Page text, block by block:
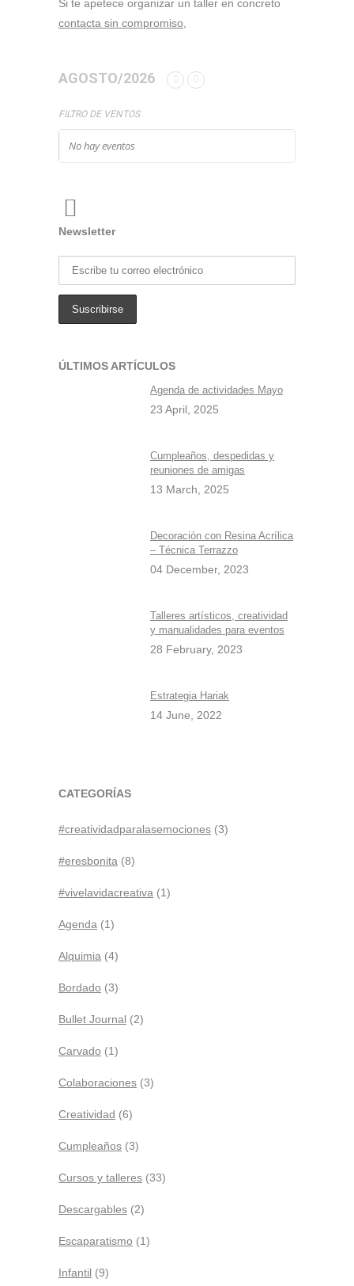
Si te apetece organizar un taller en concreto
contacta sin compromiso,
AGOSTO/2026
FILTRO DE VENTOS
No hay eventos
Newsletter
ÚLTIMOS ARTÍCULOS
Agenda de actividades Mayo
23 April, 2025
Cumpleaños, despedidas y
reuniones de amigas
13 March, 2025
Decoración con Resina Acrílica
– Técnica Terrazzo
04 December, 2023
Talleres artísticos, creatividad
y manualidades para eventos
28 February, 2023
Estrategia Hariak
14 June, 2022
CATEGORÍAS
#creatividadparalasemociones (3)
#eresbonita (8)
#vivelavidacreativa (1)
Agenda (1)
Alquimia (4)
Bordado (3)
Bullet Journal (2)
Carvado (1)
Colaboraciones (3)
Creatividad (6)
Cumpleaños (3)
Cursos y talleres (33)
Descargables (2)
Escaparatismo (1)
Infantil (9)